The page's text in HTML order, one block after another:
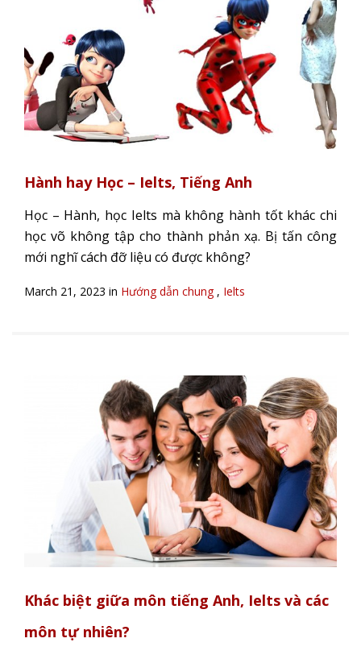
Hành hay Học – Ielts, Tiếng Anh
Học – Hành, học Ielts mà không hành tốt khác chi
học võ không tập cho thành phản xạ. Bị tấn công
mới nghĩ cách đỡ liệu có được không?
March 21, 2023 in Hướng dẫn chung, Ielts
Khác biệt giữa môn tiếng Anh, Ielts và các
môn tự nhiên?